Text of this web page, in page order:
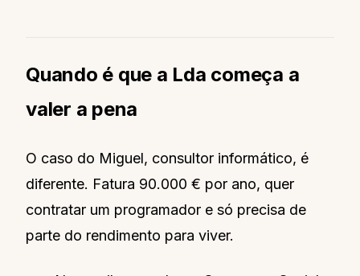
Quando é que a Lda começa a
valer a pena
O caso do Miguel, consultor informático, é
diferente. Fatura 90.000 € por ano, quer
contratar um programador e só precisa de
parte do rendimento para viver.